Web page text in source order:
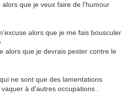
que je veux faire de l'humour
alors que je me fais bousculer
alors que je devrais pester contre le
ne sont que des lamentations
à d'autres occupations .